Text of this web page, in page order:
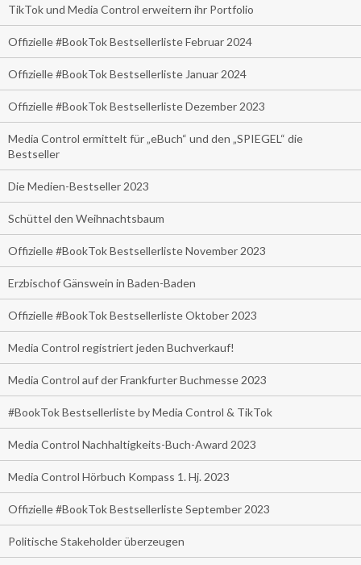
TikTok und Media Control erweitern ihr Portfolio
Offizielle #BookTok Bestsellerliste Februar 2024
Offizielle #BookTok Bestsellerliste Januar 2024
Offizielle #BookTok Bestsellerliste Dezember 2023
Media Control ermittelt für „eBuch“ und den „SPIEGEL“ die
Bestseller
Die Medien-Bestseller 2023
Schüttel den Weihnachtsbaum
Offizielle #BookTok Bestsellerliste November 2023
Erzbischof Gänswein in Baden-Baden
Offizielle #BookTok Bestsellerliste Oktober 2023
Media Control registriert jeden Buchverkauf!
Media Control auf der Frankfurter Buchmesse 2023
#BookTok Bestsellerliste by Media Control & TikTok
Media Control Nachhaltigkeits-Buch-Award 2023
Media Control Hörbuch Kompass 1. Hj. 2023
Offizielle #BookTok Bestsellerliste September 2023
Politische Stakeholder überzeugen